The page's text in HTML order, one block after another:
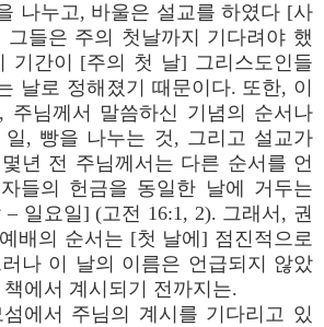
나누고, 바울은 설교를 하였다 [사
그들은 주의 첫날까지 기다려야 했
기간이 [주의 첫 날] 그리스도인들
날로 정해졌기 때문이다. 또한, 이
주님께서 말씀하신 기념의 순서나
, 빵을 나누는 것, 그리고 설교가
년 전 주님께서는 다른 순서를 언
들의 헌금을 동일한 날에 거두는
일요일] (고전 16:1, 2). 그래서, 권
배의 순서는 [첫 날에] 점진적으로
나 이 날의 이름은 언급되지 않았
에서 계시되기 전까지는.
에서 주님의 계시를 기다리고 있